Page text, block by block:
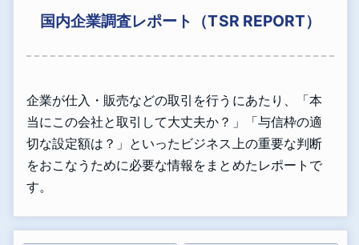
国内企業調査レポート（TSR REPORT）
企業が仕入・販売などの取引を行うにあたり、「本
当にこの会社と取引して大丈夫か？」「与信枠の適
切な設定額は？」といったビジネス上の重要な判断
をおこなうために必要な情報をまとめたレポートで
す。